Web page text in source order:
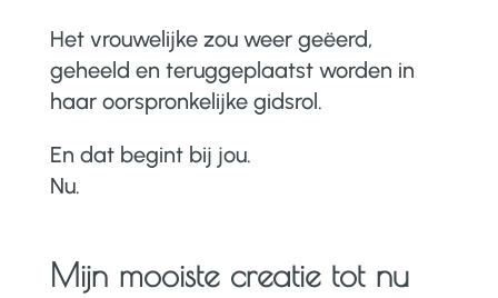
Het vrouwelijke zou weer geëerd,
geheeld en teruggeplaatst worden in
haar oorspronkelijke gidsrol.
En dat begint bij jou.
Nu.
Mijn mooiste creatie tot nu